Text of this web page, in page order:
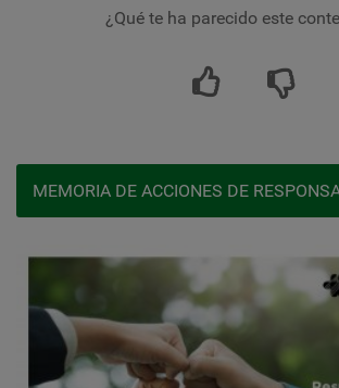
¿Qué te ha parecido este